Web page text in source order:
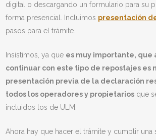
digital o descargando un formulario para su
forma presencial. Incluimos presentación
pasos para el trámite.
Insistimos, ya que es muy importante, que
continuar con este tipo de repostajes es
presentación previa de la declaración
todos los operadores y propietarios que
incluidos los de ULM.
Ahora hay que hacer el trámite y cumplir una